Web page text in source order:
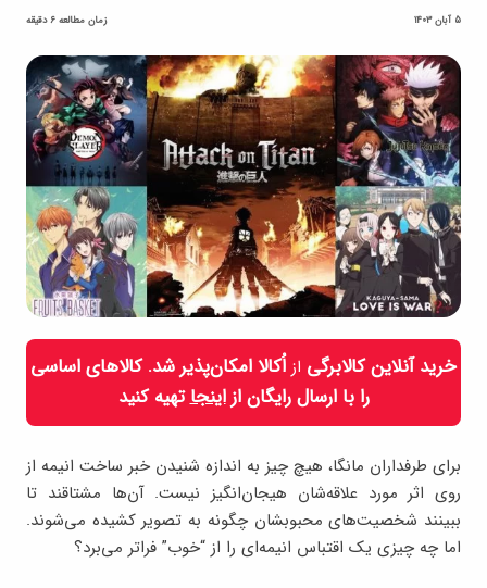
5 آبان 1403 زمان مطالعه 6 دقیقه
خرید آنلاین کالابرگی از اُکالا امکان‌پذیر شد. کالاهای اساسی
را با ارسال رایگان ازاینجاتهیه کنید
برای طرفداران مانگا، هیچ چیز به اندازه شنیدن خبر ساخت انیمه از
روی اثر مورد علاقه‌شان هیجان‌انگیز نیست. آن‌ها مشتاقند تا
ببینند شخصیت‌های محبوبشان چگونه به تصویر کشیده می‌شوند.
اما چه چیزی یک اقتباس انیمه‌ای را از “خوب” فراتر می‌برد؟